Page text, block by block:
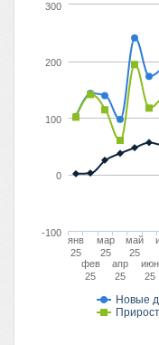
Новые
янв
25
фев
25
мар
25
апр
25
май
25
июн
25
0
100
200
300
-100